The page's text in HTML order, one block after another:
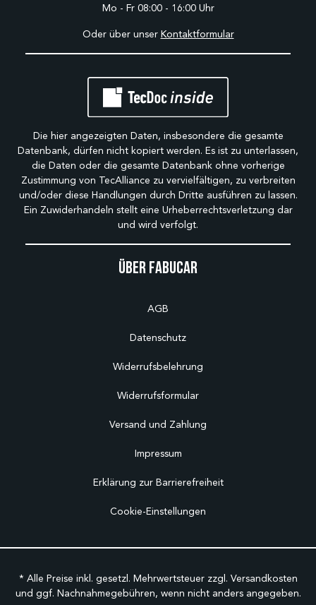
Über Fabucar
AGB
Datenschutz
Widerrufsbelehrung
Widerrufsformular
Versand und Zahlung
Impressum
Erklärung zur Barrierefreiheit
Cookie-Einstellungen
Mo - Fr 08:00 - 16:00 Uhr
Oder über unser Kontaktformular
Die hier angezeigten Daten, insbesondere die gesamte
Datenbank, dürfen nicht kopiert werden. Es ist zu unterlassen,
die Daten oder die gesamte Datenbank ohne vorherige
Zustimmung von TecAlliance zu vervielfältigen, zu verbreiten
und/oder diese Handlungen durch Dritte ausführen zu lassen.
Ein Zuwiderhandeln stellt eine Urheberrechtsverletzung dar
und wird verfolgt.
* Alle Preise inkl. gesetzl. Mehrwertsteuer zzgl. Versandkosten
und ggf. Nachnahmegebühren, wenn nicht anders angegeben.